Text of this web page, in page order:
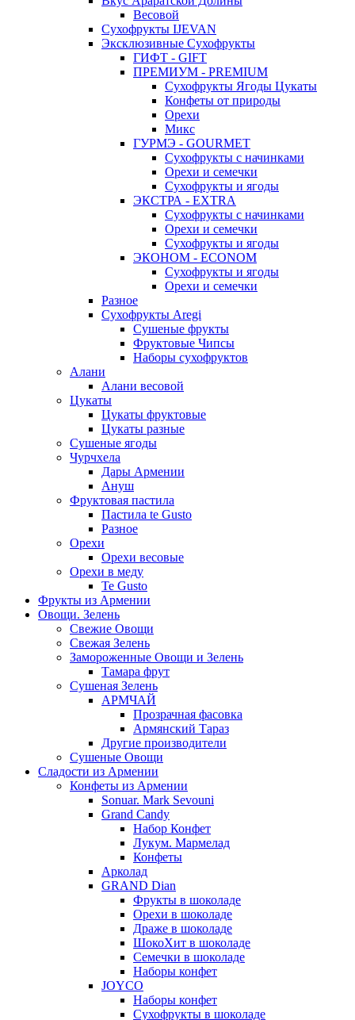
Весовой
Сухофрукты IJEVAN
Эксклюзивные Сухофрукты
ГИФТ - GIFT
ПРЕМИУМ - PREMIUM
Сухофрукты Ягоды Цукаты
Конфеты от природы
Орехи
Микс
ГУРМЭ - GOURMET
Сухофрукты с начинками
Орехи и семечки
Сухофрукты и ягоды
ЭКСТРА - EXTRA
Сухофрукты с начинками
Орехи и семечки
Сухофрукты и ягоды
ЭКОНОМ - ECONOM
Сухофрукты и ягоды
Орехи и семечки
Разное
Сухофрукты Aregi
Сушеные фрукты
Фруктовые Чипсы
Наборы сухофруктов
Алани
Алани весовой
Цукаты
Цукаты фруктовые
Цукаты разные
Сушеные ягоды
Чурчхела
Дары Армении
Ануш
Фруктовая пастила
Пастила te Gusto
Разное
Орехи
Орехи весовые
Орехи в меду
Te Gusto
Фрукты из Армении
Овощи. Зелень
Свежие Овощи
Свежая Зелень
Замороженные Овощи и Зелень
Тамара фрут
Сушеная Зелень
АРМЧАЙ
Прозрачная фасовка
Армянский Тараз
Другие производители
Сушеные Овощи
Сладости из Армении
Конфеты из Армении
Sonuar. Mark Sevouni
Grand Candy
Набор Конфет
Лукум. Мармелад
Конфеты
Арколад
GRAND Dian
Фрукты в шоколаде
Орехи в шоколаде
Драже в шоколаде
ШокоХит в шоколаде
Семечки в шоколаде
Наборы конфет
JOYCO
Наборы конфет
Сухофрукты в шоколаде